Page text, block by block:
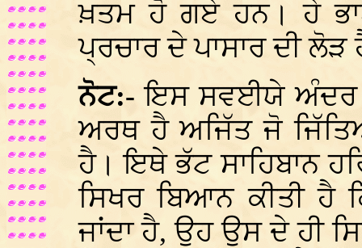
ਖ਼ਤਮ ਹੋ ਗਏ ਹਨ। ਹੇ
ਪ੍ਰਚਾਰ ਦੇ ਪਾਸਾਰ ਦੀ ਲੋੜ
ਨੋਟ:- ਇਸ ਸਵਈਯੇ
ਅਰਥ ਹੈ ਅਜਿੱਤ ਜੋ
ਹੈ। ਇਥੇ ਭੱਟ ਸਾਹਿਬਾਨ
ਸਿਖਰ ਬਿਆਨ ਕੀਤੀ ਹੈ
ਜਾਂਦਾ ਹੈ, ਉਹ ਉਸ ਦੇ ਹੀ